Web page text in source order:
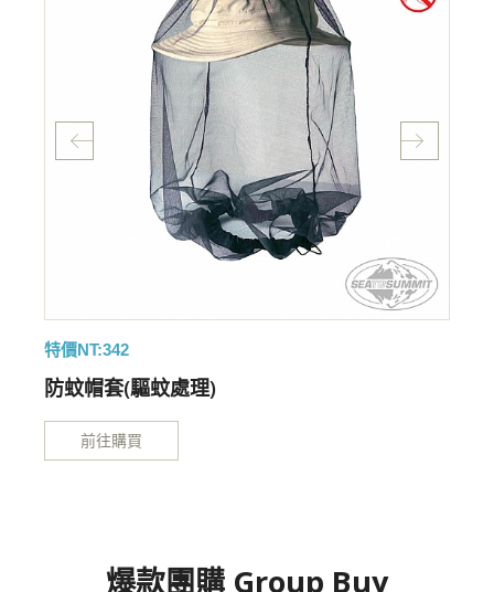
特價NT:342
防蚊帽套(驅蚊處理)
前往購買
爆款團購 Group Buy